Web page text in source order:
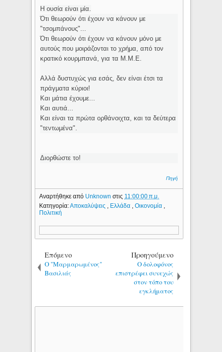
Η ουσία είναι μία.
Ότι θεωρούν ότι έχουν να κάνουν με
"τσομπάνους"...
Ότι θεωρούν ότι έχουν να κάνουν μόνο με
αυτούς που μοιράζονται το χρήμα, από τον
κρατικό κουρμπανά, για τα Μ.Μ.Ε.
Αλλά δυστυχώς για εσάς, δεν είναι έτσι τα
πράγματα κύριοι!
Και μάτια έχουμε...
Και αυτιά...
Και είναι τα πρώτα ορθάνοιχτα, και τα δεύτερα
"τεντωμένα".
Διορθώστε το!
Πηγή
Αναρτήθηκε από Unknownστις 11:00:00 π.μ.
Κατηγορία:Αποκαλύψεις , Ελλάδα ,Οικονομία ,
Πολιτική
Επόμενο
O "Μαρμαρωμένος"
Βασιλιάς
Προηγούμενο
Ο δολοφόνος
επιστρέφει συνεχώς
στον τόπο του
εγκλήματος